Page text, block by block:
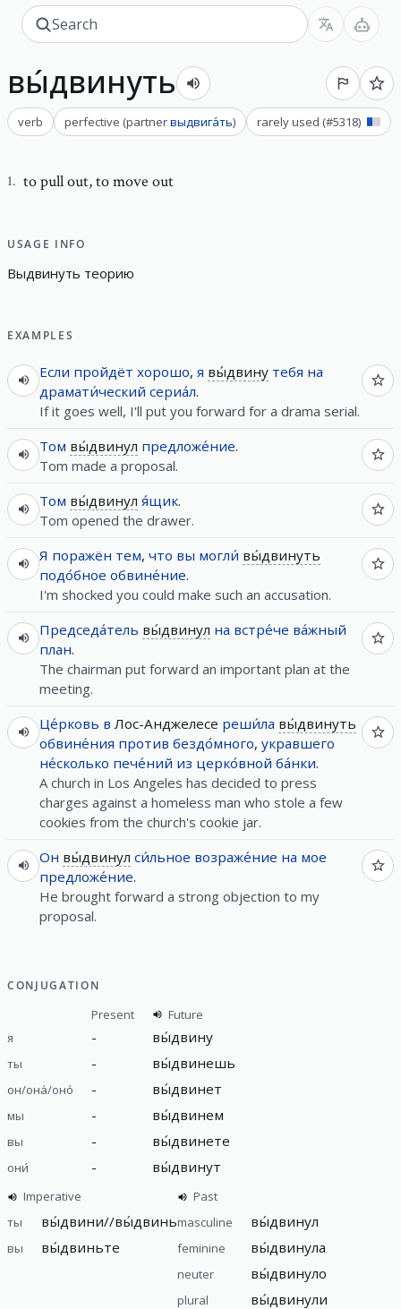
вы́двинуть
verb perfective (partnerвыдвига́ть) rarely used (#5318)
1. to pull out,to move out
USAGE INFO
Выдвинуть теорию
EXAMPLES
Если пройдёт хорошо, я вы́двину тебя на
драмати́ческий сериа́л.
If it goes well, I'll put you forward for a drama serial.
Том вы́двинул предложе́ние.
Tom made a proposal.
Том вы́двинул я́щик.
Tom opened the drawer.
Я поражён тем, что вы могли́ вы́двинуть
подо́бное обвине́ние.
I'm shocked you could make such an accusation.
Председа́тель вы́двинул на встре́че ва́жный
план.
The chairman put forward an important plan at the
meeting.
Це́рковь в Лос-Анджелесе реши́ла вы́двинуть
обвине́ния против бездо́много, укравшего
не́сколько пече́ний из церко́вной ба́нки.
A church in Los Angeles has decided to press
charges against a homeless man who stole a few
cookies from the church's cookie jar.
Он вы́двинул си́льное возраже́ние на мое
предложе́ние.
He brought forward a strong objection to my
proposal.
CONJUGATION
Present
Future
я
- вы́двину
ты - вы́двинешь
он/она́/оно́ - вы́двинет
мы - вы́двинем
вы - вы́двинете
они́ - вы́двинут
Imperative
ты
вы́двини//вы́двинь
вы вы́двиньте
Past
masculine
вы́двинул
feminine вы́двинула
neuter вы́двинуло
plural вы́двинули